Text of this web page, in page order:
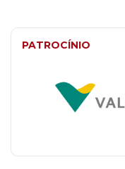
PATROCÍNIO